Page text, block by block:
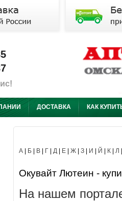
ДОСТАВКА КАК
А Б В Г Д Е Ж З И Й К Л
Окувайт Лютеин -
На нашем